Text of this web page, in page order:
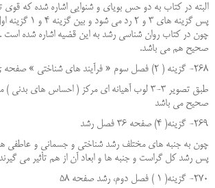
البته در کتاب به دو حس بویای و شنوایی اشاره شده که قوی
پس گزینه های 3 و 2
چون در کتاب روان شناسی رشد به این قضیه اشاره شده است
صحیح هم می باشد.
268- گزینه ( 2) فصل سوم « فرآیند های شناختی » صفحه ی 80 تصویر 3-3
صحیح می باشد
269- گزینه( 4) صفحه 36 فصل رشد
چون به جنبه های مختلف رشد شناختی و جسمانی و عاطفی
پس رشد کل گراست و جنبه ها و ابعاد آن از هم تأثیر می
270- گزینه( 1 ) فصل دوم، رشد صفحه 58